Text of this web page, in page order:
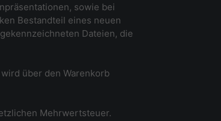
sowie bei
Bestandteil eines neuen
Dateien, die
über den Warenkorb
Mehrwertsteuer.